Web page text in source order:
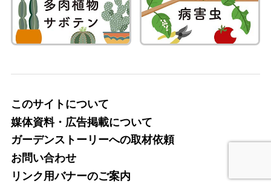
このサイトについて
媒体資料・広告掲載について
ガーデンストーリーへの取材依頼
お問い合わせ
リンク用バナーのご案内